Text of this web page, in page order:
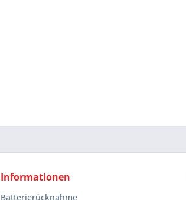
Informationen
Batterierücknahme